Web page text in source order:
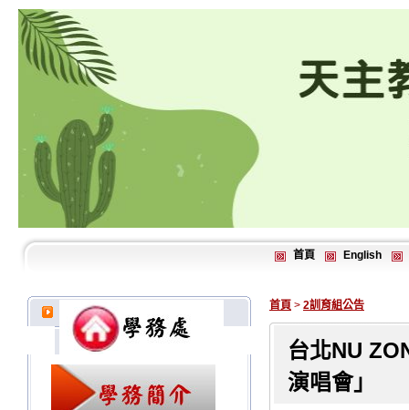
首頁 English
首頁 > 2訓育組公告
台北NU
演唱會」